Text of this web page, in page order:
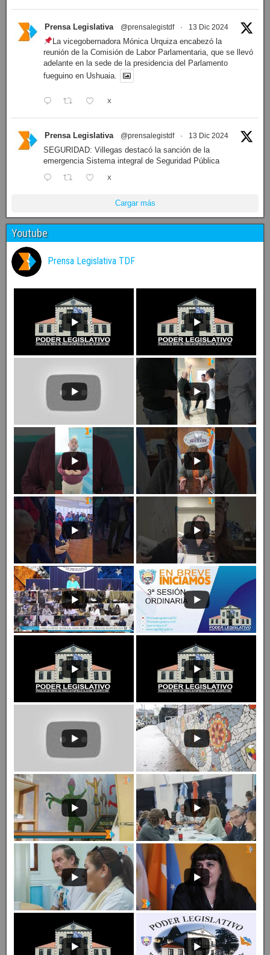
Prensa Legislativa @prensalegistdf · 13 Dic 2024
La vicegobernadora Mónica Urquiza encabezó la
reunión de la Comisión de Labor Parlamentaria, que se llevó
adelante en la sede de la presidencia del Parlamento
fueguino en Ushuaia.
X
Prensa Legislativa @prensalegistdf · 13 Dic 2024
SEGURIDAD: Villegas destacó la sanción de la
emergencia Sistema integral de Seguridad Pública
X
Cargar más
Youtube
Prensa Legislativa TDF